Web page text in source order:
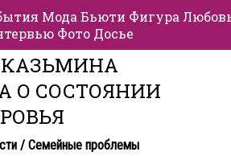
Мода Бьюти Фигура
Фото Досье
О СОСТОЯНИИ
/ Семейные проблемы